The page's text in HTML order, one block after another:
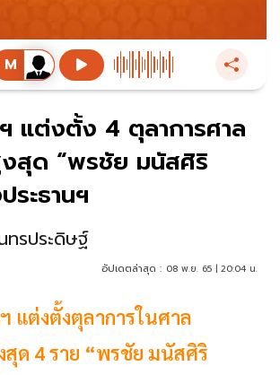
แต่งตั้ง 4 ตุลาการศาล
สุด “พรชัย มนัสศิริ
ะธานฯ
รประดิษฐ์
อัปเดตล่าสุด : 08 พ.ย. 65 | 20:04 น.
แต่งตั้งตุลาการในศาล
สุด 4 ราย “พรชัย มนัสศิริ